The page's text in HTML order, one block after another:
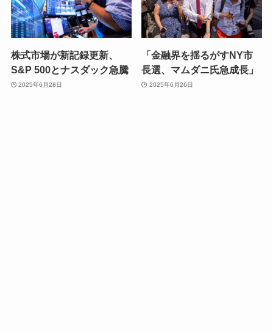
株式市場が新記録更新、
S&P 500とナスダック急騰
2025年6月28日
「金融界を揺るがすNY市
長選、マムダニ氏急成長」
2025年6月26日